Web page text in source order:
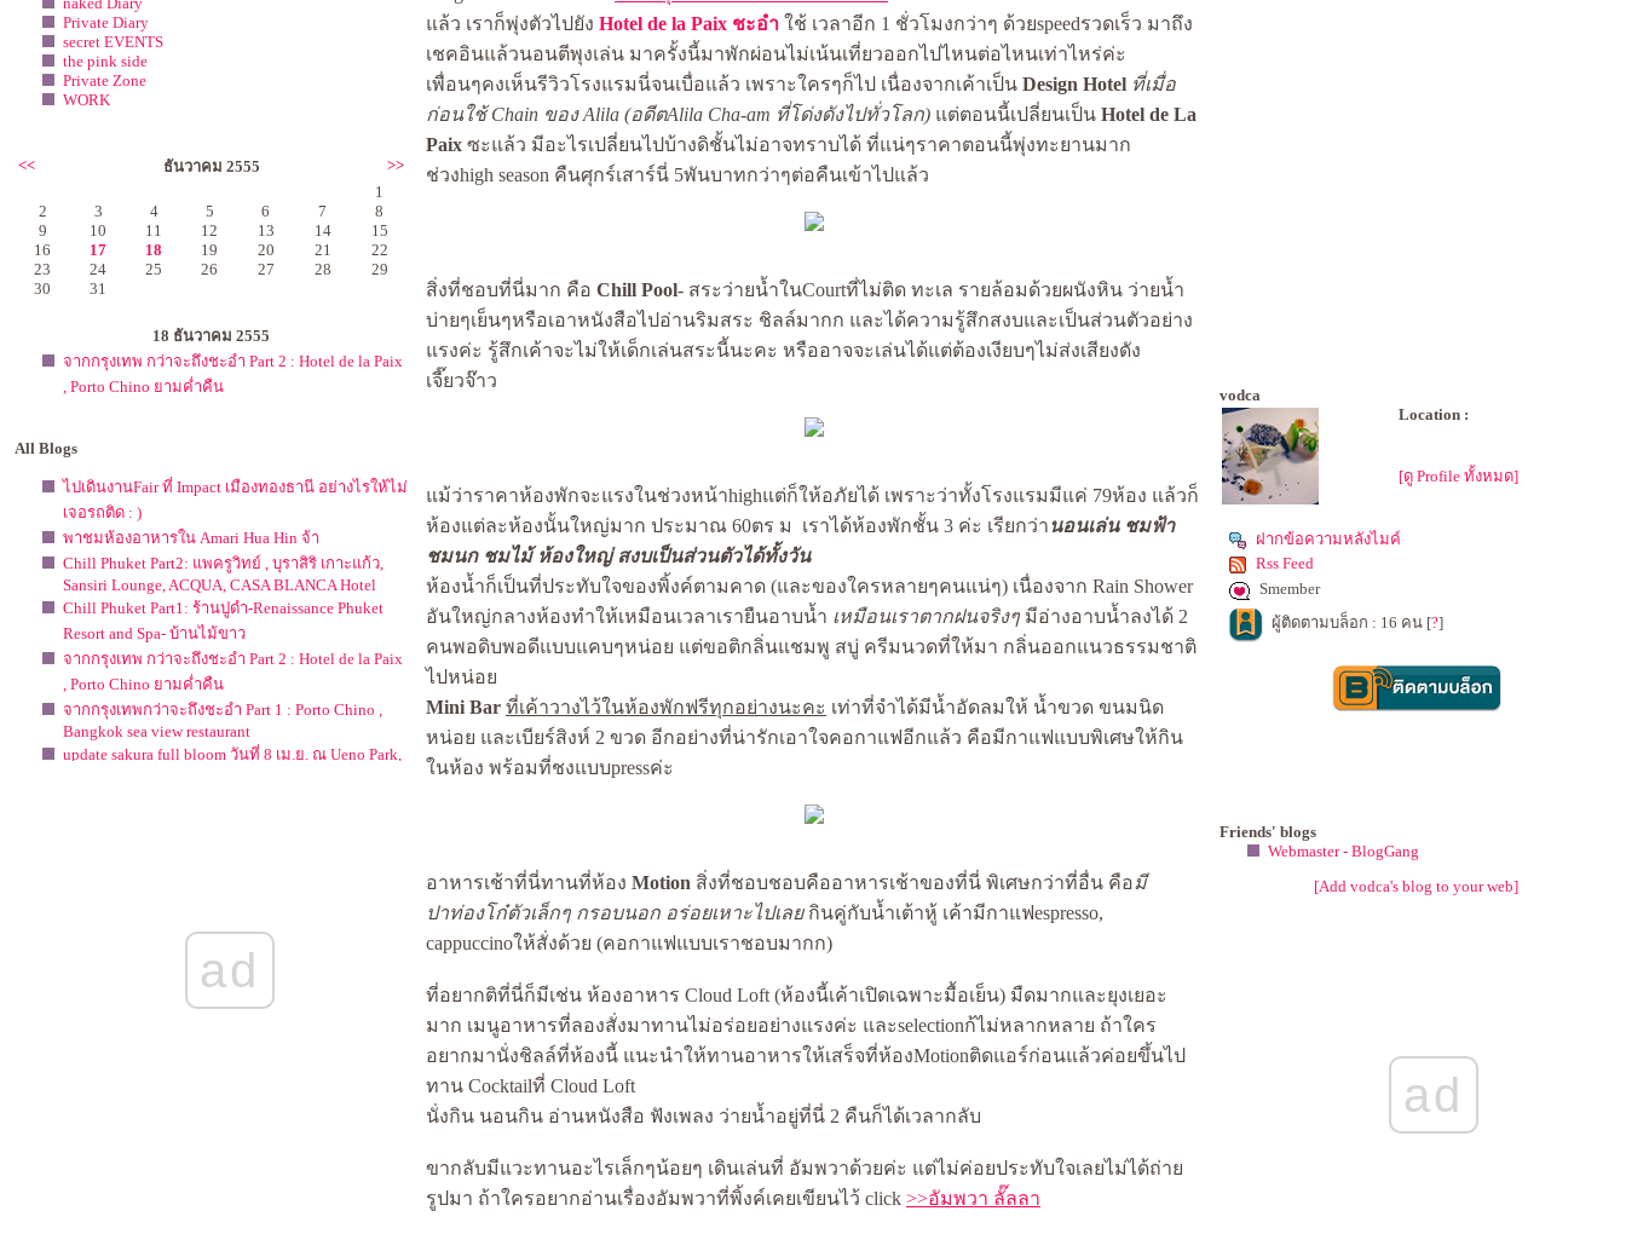
Private Diary
secret EVENTS
the pink side
Private Zone
WORK
<< ธันวาคม 2555
>>
1
2
3 4 5 6 7
8
9
10 11 12 13 14
15
16
17 18 19 20 21
22
23
24 25 26 27 28
29
30
31
18 ธันวาคม 2555
จากกรุงเทพ กว่าจะถึงชะอำ Part 2 : Hotel de la Paix
, Porto Chino ยามค่ำคืน
All Blogs
ไปเดินงานFair ที่ Impact เมืองทองธานี อย่างไรให้ไม่
เจอรถติด : )
พาชมห้องอาหารใน Amari Hua Hin จ้า
Chill Phuket Part2: แพครูวิทย์ , บุราสิริ เกาะแก้ว,
Sansiri Lounge, ACQUA, CASA BLANCA Hotel
Chill Phuket Part1: ร้านปูดำ-Renaissance Phuket
Resort and Spa- บ้านไม้ขาว
จากกรุงเทพ กว่าจะถึงชะอำ Part 2 : Hotel de la Paix
, Porto Chino ยามค่ำคืน
จากกรุงเทพกว่าจะถึงชะอำ Part 1 : Porto Chino ,
Bangkok sea view restaurant
update sakura full bloom วันที่ 8 เม.ย. ณ Ueno Park,
ซาปา สวรรค์ในสายหมอก
SYDNEY, Place to eat, Place to go.
ผนที่ ปาย จ.แม่ฮ่องสอน/ Paii Map
Preview : Dubai Trip
ad
ล้ว เราก็พุ่งตัวไปยัง Hotel de la Paix ชะอำ ช้ เวลาอีก 1 ชั่วโมงกว่าๆ ด้วยspeedรวดเร็ว มาถึง
เชคอินแล้วนอนตีพุงเล่น มาครั้งนี้มาพักผ่อนไม่เน้นเที่ยวออกไปไหนต่อไหนเท่าไหร่ค่ะ
เพื่อนๆคงเห็นรีวิวโรงแรมนี่จนเบื่อแล้ว เพราะใครๆก็ไป เนื่องจากเค้าเป็น Design Hotel ที่เมื่อ
ก่อนใช้ Chain ของ Alila (อดีตAlila Cha-am ที่โด่งดังไปทั่วโลก) ต่ตอนนี้เปลี่ยนเป็น Hotel de La
Paix ซะแล้ว มีอะไรเปลี่ยนไปบ้างดิชั้นไม่อาจทราบได้ ที่แน่ๆราคาตอนนี้พุ่งทะยานมาก
ช่วงhigh season คืนศุกร์เสาร์นี่ 5พันบาทกว่าๆต่อคืนเข้าไปแล้ว
สิ่งที่ชอบที่นี่มาก คือ Chill Pool- สระว่ายน้ำในCourtที่ไม่ติด ทะเล รายล้อมด้วยผนังหิน ว่ายน้ำ
บ่ายๆเย็นๆหรือเอาหนังสือไปอ่านริมสระ ชิลล์มากก และได้ความรู้สึกสงบและเป็นส่วนตัวอย่าง
รงค่ะ รู้สึกเค้าจะไม่ให้เด็กเล่นสระนี้นะคะ หรืออาจจะเล่นได้แต่ต้องเงียบๆไม่ส่งเสียงดัง
เจี๊ยวจ๊าว
ม้ว่าราคาห้องพักจะแรงในช่วงหน้าhighแต่ก็ให้อภัยได้ เพราะว่าทั้งโรงแรมมีแค่ 79ห้อง แล้วก็
ห้องแต่ละห้องนั้นใหญ่มาก ประมาณ 60ตร ม เราได้ห้องพักชั้น 3 ค่ะ เรียกว่านอนเล่น ชมฟ้า
ชมนก ชมไม้ ห้องใหญ่ สงบเป็นส่วนตัวได้ทั้งวัน
ห้องน้ำก็เป็นที่ประทับใจของพิ้งค์ตามคาด (และของใครหลายๆคนแน่ๆ) เนื่องจาก Rain Shower
อันใหญ่กลางห้องทำให้เหมือนเวลาเรายืนอาบน้ำ เหมือนเราตากฝนจริงๆ มีอ่างอาบน้ำลงได้ 2
คนพอดิบพอดีแบบแคบๆหน่อย แต่ขอติกลิ่นแชมพู สบู่ ครีมนวดที่ให้มา กลิ่นออกแนวธรรมชาติ
ไปหน่อ
Mini Bar ที่เค้าวางไว้ในห้องพักฟรีทุกอย่างนะคะ เท่าที่จำได้มีน้ำอัดลมให้ น้ำขวด ขนมนิด
หน่อย และเบียร์สิงห์ 2 ขวด อีกอย่างที่น่ารักเอาใจคอกาแฟอีกแล้ว คือมีกาแฟแบบพิเศษให้กิน
นห้อง พร้อมที่ชงแบบpressค่ะ
อาหารเช้าที่นี่ทานที่ห้อง Motion สิ่งที่ชอบชอบคืออาหารเช้าของที่นี่ พิเศษกว่าที่อื่น คือมี
ปาท่องโก๋ตัวเล็กๆ กรอบนอก อร่อยเหาะไปเลกินคู่กับน้ำเต้าหู้ เค้ามีกาแฟespresso,
cappuccinoให้สั่งด้วย (คอกาแฟแบบเราชอบมากก)
ที่อยากติที่นี่ก็มีเช่น ห้องอาหาร Cloud Loft (ห้องนี้เค้าเปิดเฉพาะมื้อเย็น) มืดมากและยุงเยอะ
มาก เมนูอาหารที่ลองสั่งมาทานไม่อร่อยอย่างแรงค่ะ และselectionก้ไม่หลากหลาย ถ้าใคร
อยากมานั่งชิลล์ที่ห้องนี้ แนะนำให้ทานอาหารให้เสร็จที่ห้องMotionติดแอร์ก่อนแล้วค่อยขึ้นไป
ทาน Cocktailที่ Cloud Loft
นั่งกิน นอนกิน อ่านหนังสือ ฟังเพลง ว่ายน้ำอยู่ที่นี่ 2 คืนก็ได้เวลากลับ
ขากลับมีแวะทานอะไรเล็กๆน้อยๆ เดินเล่นที่ อัมพวาด้วยค่ะ แต่ไม่ค่อยประทับใจเลยไม่ได้ถ่า
รูปมา ถ้าใครอยากอ่านเรื่องอัมพวาที่พิ้งค์เคยเขียนไว้ click >>อัมพวา ลั๊ลลา
vodca
Location :
[ดู Profile ทั้งหมด]
ฝากข้อความหลังไมค์
Rss Feed
Smember
ผู้ติดตามบล็อก : 16 คน [?]
Friends' blogs
Webmaster - BlogGang
[Add vodca's blog to your web]
ad